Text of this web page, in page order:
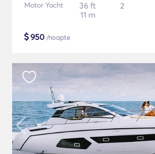
Motor Yacht
36 ft
11 m
2
$950 /noapte